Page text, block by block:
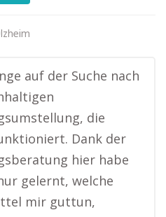
auf der Suche nach
die
Dank der
hier habe
gelernt, welche
mir guttun,